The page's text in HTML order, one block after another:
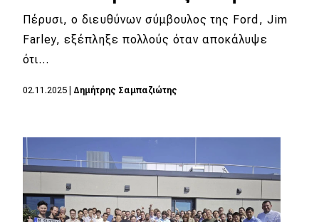
Πέρυσι, ο διευθύνων σύμβουλος της Ford, Jim
Farley, εξέπληξε πολλούς όταν αποκάλυψε
ότι…
02.11.2025 Δημήτρης Σαμπαζιώτης